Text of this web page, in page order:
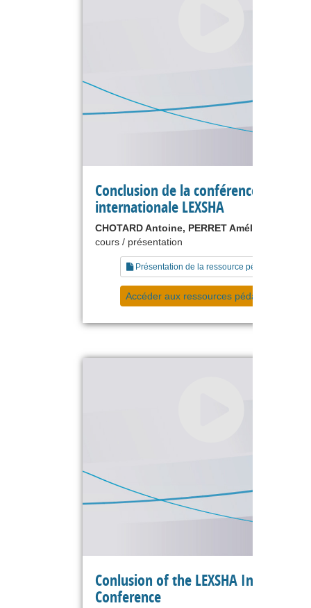
Conclusion de la conférence
internationale LEXSHA
CHOTARD Antoine, PERRET Amélie
cours / présentation
Présentation de la ressource pédagogique
Accéder aux ressources pédagogiques
Conlusion of the LEXSHA
Conference